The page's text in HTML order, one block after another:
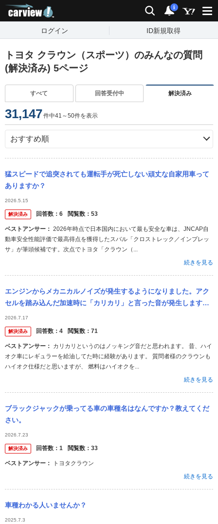
検索 通知
i
ログイン ID新規取得
トヨタ クラウン（スポーツ）のみんなの質問
(解決済み) 5ページ
すべて 回答受付中 解決済み
31,147件中41～50件を表示
猛スピードで追突されても運転手が死亡しない頑丈な自家用車って
ありますか？
2026.5.15
解決済み 回答数： 6 閲覧数： 53
ベストアンサー：
動車安全性能評価で最高得点を獲得したスバル「クロストレック／インプレッ
サ」が筆頭候補です。次点でトヨタ「クラウン（...
続きを見る
エンジンからメカニカルノイズが発生するようになりました。アク
セルを踏み込んだ加速時に「カリカリ」と言った音が発生します
が、原因や直す方法はないですか？ アイドリングや低速走行では全
く聞こえません...
2026.7.17
解決済み 回答数： 4 閲覧数： 71
ベストアンサー：
オク車にレギュラーを給油してた時に経験があります。 質問者様のクラウンも
ハイオク仕様だと思いますが、 燃料はハイオクを...
続きを見る
ブラックジャックが乗ってる車の車種名はなんですか？教えてくだ
さい。
2026.7.23
解決済み 回答数： 1 閲覧数： 33
ベストアンサー：
トヨタクラウン
続きを見る
車種わかる人いませんか？
2025.7.3